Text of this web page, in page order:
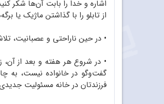
اشاره و خدا را بابت آن‌ها شکر
از تابلو را با گذاشتن ماژیک یا
• در حین ناراحتی و عصبانیت،
• در شروع هر هفته و بعد از آن،
گفت‌وگو در خانواده نیست، به
فرزندتان در خانه مسئولیت